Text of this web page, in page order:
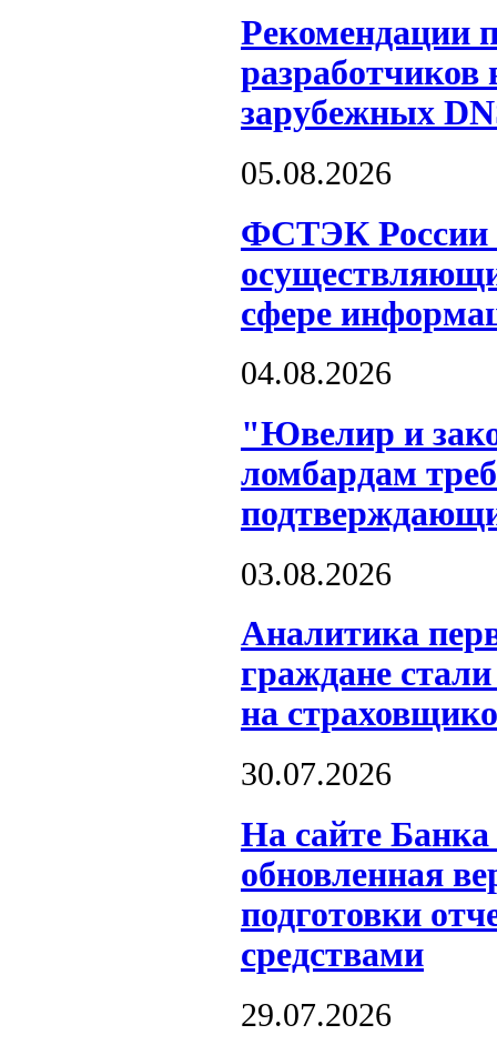
разработчиков
зарубежных
05.08.2026
ФСТЭК России
сфере
04.08.2026
"Ювелир и
ломбардам
03.08.2026
Аналитика
граждане
на
30.07.2026
На сайте
обновленная
подготовки
средствами
29.07.2026